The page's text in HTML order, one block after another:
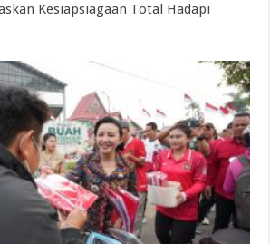
Kesiapsiagaan Total Hadapi